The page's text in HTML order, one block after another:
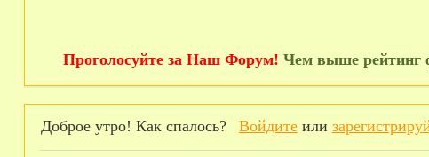
Проголосуйте за Наш Форум! Чем выше рейтинг
Доброе утро! Как спалось? Войдитеили